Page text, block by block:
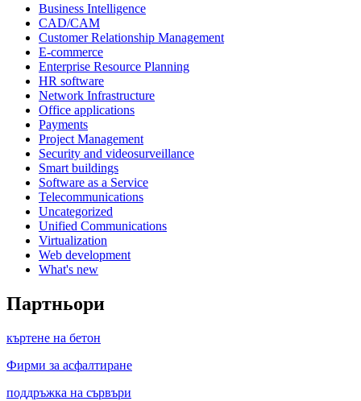
Business Intelligence
CAD/CAM
Customer Relationship Management
E-commerce
Enterprise Resource Planning
HR software
Network Infrastructure
Office applications
Payments
Project Management
Security and videosurveillance
Smart buildings
Software as a Service
Telecommunications
Uncategorized
Unified Communications
Virtualization
Web development
What's new
Партньори
къртене на бетон
Фирми за асфалтиране
поддръжка на сървъри